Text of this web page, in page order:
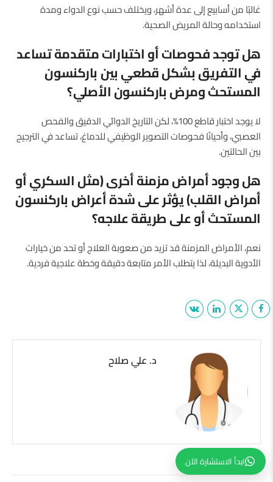
غالبًا من أسابيع إلى عدة أشهر، ويختلف حسب نوع الدواء ومدة
استخدامه وحالة المريض الصحية.
هل توجد فحوصات أو اختبارات متقدمة تساعد
في التفريق بشكل قطعي بين باركنسون
المستحث ومرض باركنسون الأصلي؟
لا يوجد اختبار قاطع 100%، لكن التاريخ الدوائي الدقيق والفحص
العصبي، وأحيانًا فحوصات التصوير الوظيفي للدماغ، تساعد في الترجيح
بين الحالتين.
هل وجود أمراض مزمنة أخرى (مثل السكري أو
أمراض القلب) يؤثر على شدة أعراض باركنسون
المستحث أو على طريقة علاجه؟
نعم، الأمراض المزمنة قد تزيد من صعوبة العلاج أو تحد من خيارات
الأدوية البديلة، لذا يتطلب الأمر متابعة دقيقة وخطة علاجية فردية.
د. علي صلاح
ابدأ الاستشارة الآن